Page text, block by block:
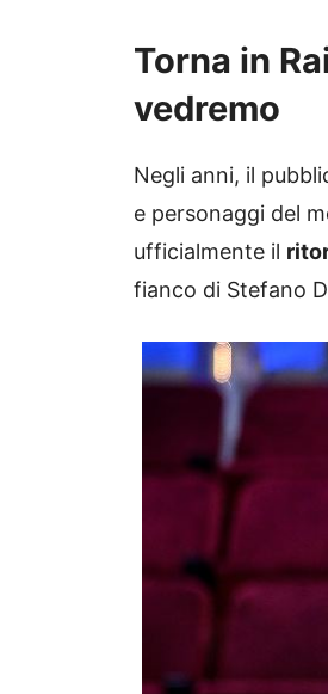
Torna in
vedremo
Negli anni, il
e personaggi del
ufficialmente il
fianco di Stefano